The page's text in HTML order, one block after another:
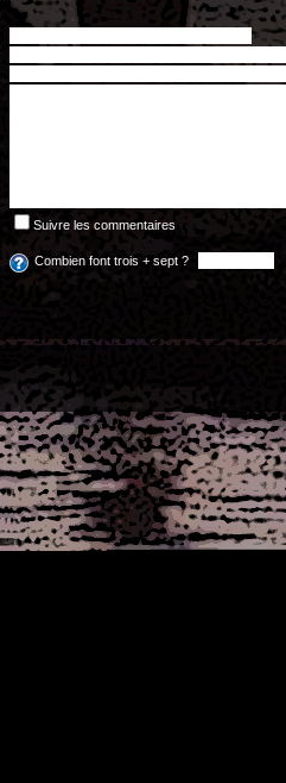
Suivre les commentaires
Combien font trois + sept ?